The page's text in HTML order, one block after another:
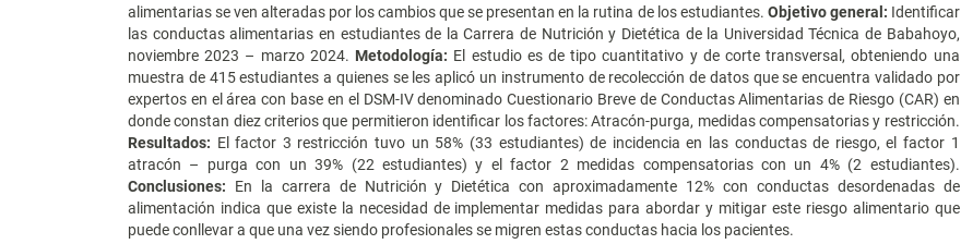
alimentarias se ven alteradas por los cambios que se presentan en la rutina de los estudiantes. Objetivo general: Identificar
las conductas alimentarias en estudiantes de la Carrera de Nutrición y Dietética de la Universidad Técnica de Babahoyo,
noviembre 2023 – marzo 2024. Metodología: El estudio es de tipo cuantitativo y de corte transversal, obteniendo una
muestra de 415 estudiantes a quienes se les aplicó un instrumento de recolección de datos que se encuentra validado por
expertos en el área con base en el DSM-IV denominado Cuestionario Breve de Conductas Alimentarias de Riesgo (CAR) en
donde constan diez criterios que permitieron identificar los factores: Atracón-purga, medidas compensatorias y restricción.
Resultados: El factor 3 restricción tuvo un 58% (33 estudiantes) de incidencia en las conductas de riesgo, el factor 1
atracón – purga con un 39% (22 estudiantes) y el factor 2 medidas compensatorias con un 4% (2 estudiantes).
Conclusiones: En la carrera de Nutrición y Dietética con aproximadamente 12% con conductas desordenadas de
alimentación indica que existe la necesidad de implementar medidas para abordar y mitigar este riesgo alimentario que
puede conllevar a que una vez siendo profesionales se migren estas conductas hacia los pacientes.